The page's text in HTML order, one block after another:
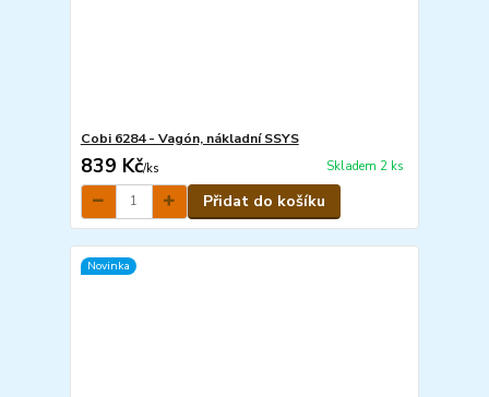
Cobi 6284 - Vagón, nákladní SSYS
839 Kč/ks Skladem 2 ks
Přidat do košíku
Novinka